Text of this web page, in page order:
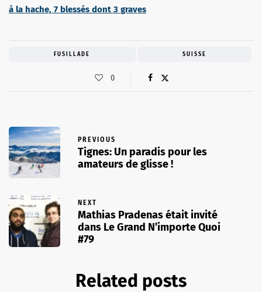
à la hache, 7 blessés dont 3 graves
FUSILLADE SUISSE
0
PREVIOUS
Tignes: Un paradis pour les
amateurs de glisse !
NEXT
Mathias Pradenas était invité
dans Le Grand N’importe Quoi
#79
Related posts